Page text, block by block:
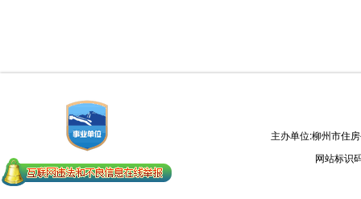
主办单位:柳州市住
网站标识